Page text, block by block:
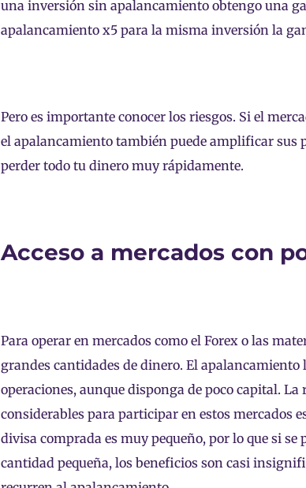
una inversión sin apalancamiento obtengo una
apalancamiento x5 para la misma inversión la
Pero es importante conocer los riesgos. Si el
el apalancamiento también puede amplificar sus
perder todo tu dinero muy rápidamente.
Acceso a mercados con
Para operar en mercados como el Forex o las
grandes cantidades de dinero. El
operaciones, aunque disponga de poco capital.
considerables para participar en estos mercados
divisa comprada es muy pequeño, por lo que si
cantidad pequeña, los beneficios son casi